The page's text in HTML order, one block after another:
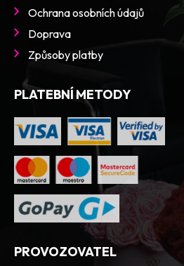
Ochrana osobních údajů
Doprava
Způsoby platby
PLATEBNÍ METODY
PROVOZOVATEL